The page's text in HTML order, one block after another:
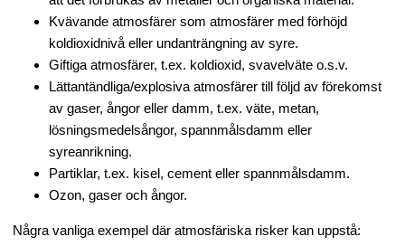
Kvävande atmosfärer som atmosfärer med förhöjd
koldioxidnivå eller undanträngning av syre.
Giftiga atmosfärer, t.ex. koldioxid, svavelväte o.s.v.
Lättantändliga/explosiva atmosfärer till följd av förekomst
av gaser, ångor eller damm, t.ex. väte, metan,
lösningsmedelsångor, spannmålsdamm eller
syreanrikning.
Partiklar, t.ex. kisel, cement eller spannmålsdamm.
Ozon, gaser och ångor.
Några vanliga exempel där atmosfäriska risker kan uppstå: